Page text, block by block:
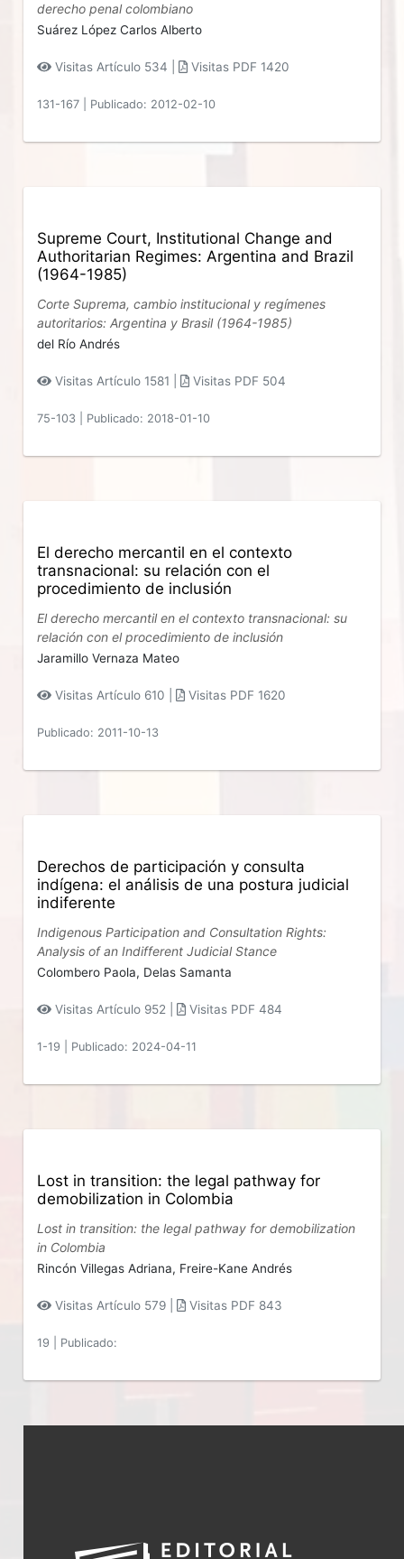
derecho penal colombiano
Suárez López Carlos Alberto
Visitas Artículo 534 | Visitas PDF 1420
131-167 Publicado: 2012-02-10
Supreme Court, Institutional Change and
Authoritarian Regimes: Argentina and Brazil
(1964-1985)
Corte Suprema, cambio institucional y regímenes
autoritarios: Argentina y Brasil (1964-1985)
del Río Andrés
Visitas Artículo 1581 | Visitas PDF 504
75-103 Publicado: 2018-01-10
El derecho mercantil en el contexto
transnacional: su relación con el
procedimiento de inclusión
El derecho mercantil en el contexto transnacional: su
relación con el procedimiento de inclusión
Jaramillo Vernaza Mateo
Visitas Artículo 610 | Visitas PDF 1620
Publicado: 2011-10-13
Derechos de participación y consulta
indígena: el análisis de una postura judicial
indiferente
Indigenous Participation and Consultation Rights:
Analysis of an Indifferent Judicial Stance
Colombero Paola, Delas Samanta
Visitas Artículo 952 | Visitas PDF 484
1-19 Publicado: 2024-04-11
Lost in transition: the legal pathway for
demobilization in Colombia
Lost in transition: the legal pathway for demobilization
in Colombia
Rincón Villegas Adriana, Freire-Kane Andrés
Visitas Artículo 579 | Visitas PDF 843
19 Publicado: